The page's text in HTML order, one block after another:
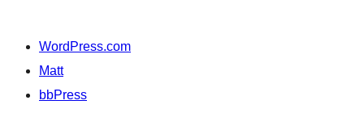
WordPress.com
Matt
bbPress